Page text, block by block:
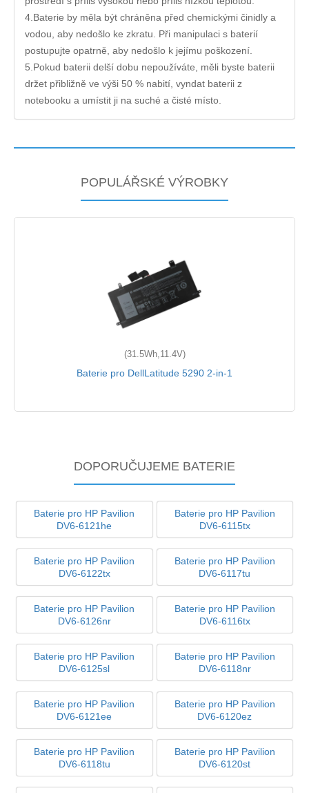
4.Baterie by měla být chráněna před chemickými činidly a
vodou, aby nedošlo ke zkratu. Při manipulaci s baterií
postupujte opatrně, aby nedošlo k jejímu poškození.
5.Pokud baterii delší dobu nepoužíváte, měli byste baterii
držet přibližně ve výši 50 % nabití, vyndat baterii z
notebooku a umístit ji na suché a čisté místo.
POPULÁŘSKÉ VÝROBKY
(31.5Wh,11.4V)
Baterie pro DellLatitude 5290 2-in-1
DOPORUČUJEME BATERIE
Baterie pro HP Pavilion
DV6-6121he
Baterie pro HP Pavilion
DV6-6115tx
Baterie pro HP Pavilion
DV6-6122tx
Baterie pro HP Pavilion
DV6-6117tu
Baterie pro HP Pavilion
DV6-6126nr
Baterie pro HP Pavilion
DV6-6116tx
Baterie pro HP Pavilion
DV6-6125sl
Baterie pro HP Pavilion
DV6-6118nr
Baterie pro HP Pavilion
DV6-6121ee
Baterie pro HP Pavilion
DV6-6120ez
Baterie pro HP Pavilion
DV6-6118tu
Baterie pro HP Pavilion
DV6-6120st